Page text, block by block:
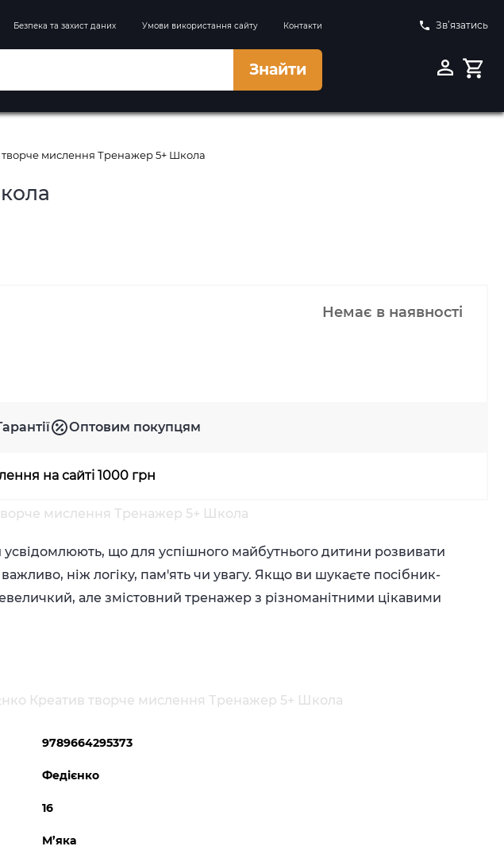
Безпека та захист даних Умови використання сайту Контакти Зв’язатись
Знайти
мислення Тренажер 5+ Школа
Немає в наявності
Оптовим покупцям
на сайті 1000 грн
мислення Тренажер 5+ Школа
усвідомлюють, що для успішного майбутнього дитини розвивати
ніж логіку, пам'ять чи увагу. Якщо ви шукаєте посібник-
але змістовний тренажер з різноманітними цікавими
Креатив творче мислення Тренажер 5+ Школа
9789664295373
Федієнко
16
М’яка